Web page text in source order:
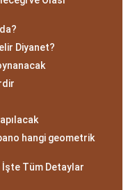
Diyanet?
hangi geometrik
İşte Tüm Detaylar